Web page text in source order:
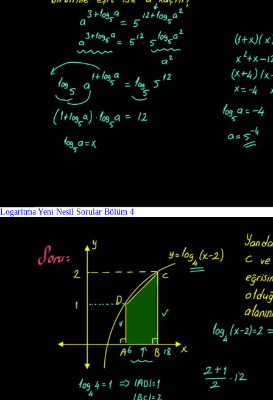
Logaritma Yeni Nesil Sorular Bölüm 4